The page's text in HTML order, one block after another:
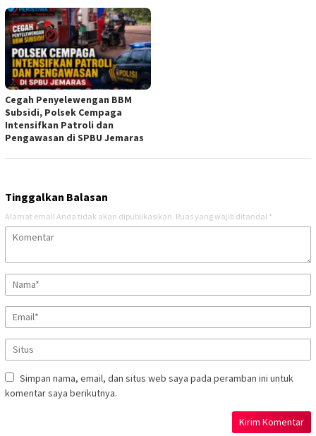
Cegah Penyelewengan BBM
Subsidi, Polsek Cempaga
Intensifkan Patroli dan
Pengawasan di SPBU Jemaras
Tinggalkan Balasan
Alamat email Anda tidak akan dipublikasikan. Ruas yang wajib ditandai *
Simpan nama, email, dan situs web saya pada peramban ini untuk
komentar saya berikutnya.